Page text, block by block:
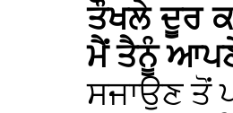
ਤੌਖਲੇ ਦੂਰ
ਮੈਂ ਤੈਨੂੰ ਆਪਣੇ
ਸਜਾਉਣ ਤੋਂ